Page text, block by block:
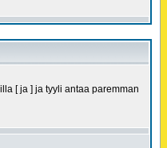
[ ja ] ja tyyli antaa paremman